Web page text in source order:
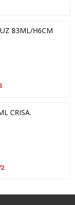
83ML/H6CM
CRISA.